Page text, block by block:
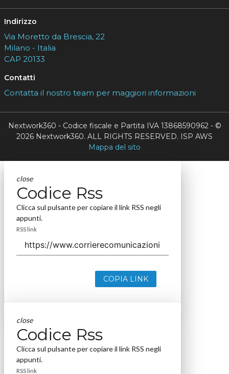
Indirizzo
Via Moretto da Brescia, 22
Milano - Italia
CAP 20133
Contatti
Contatta il nostro team per maggiori informazioni
Nextwork360 - Codice fiscale e Partita IVA 13868590962 - ©
2026 Nextwork360. ALL RIGHTS RESERVED. ISP AWS
Mappa del sito
close
Codice Rss
Clicca sul pulsante per copiare il link RSS negli
appunti.
RSS link
COPIA LINK
close
Codice Rss
Clicca sul pulsante per copiare il link RSS negli
appunti.
RSS link